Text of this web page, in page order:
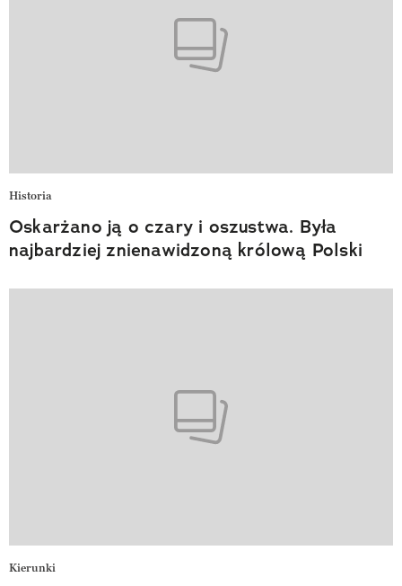
Historia
Oskarżano ją o czary i oszustwa. Była
najbardziej znienawidzoną królową Polski
Kierunki